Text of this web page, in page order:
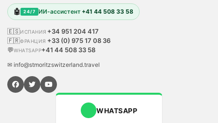
🤖 24/7 ИИ-ассистент +41 44 508 33 58
🇪🇸ИСПАНИЯ +34 951 204 417
🇫🇷ФРАНЦИЯ +33 (0) 975 17 08 36
💬WHATSAPP+41 44 508 33 58
✉ info@stmoritzswitzerland.travel
WHATSAPP